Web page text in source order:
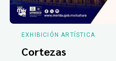
EXHIBICIÓN ARTÍSTICA
Cortezas